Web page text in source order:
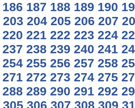
186 187 188 189 190
203 204 205 206 207
220 221 222 223 224
237 238 239 240 241
254 255 256 257 258
271 272 273 274 275
288 289 290 291 292
305 306 307 308 309